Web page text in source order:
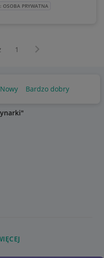
OSOBA PRYWATNA
1 Następna strona
Nowy Bardzo dobry